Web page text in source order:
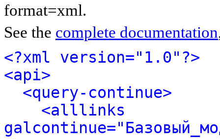
format=xml.
See the complete documentation
<?xml version="1.0"?>
<api>
<query-continue>
<alllinks